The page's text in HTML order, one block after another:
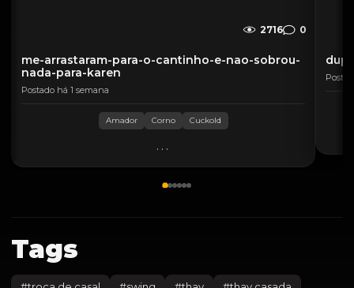
2716 0
me-arrastaram-para-o-cantinho-e-nao-sobrou-
nada-para-karen
Postado há 1 semana
Amador Corno Cuckold
...
Tags